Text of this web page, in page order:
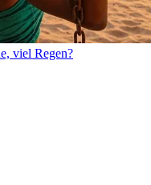
viel Regen?